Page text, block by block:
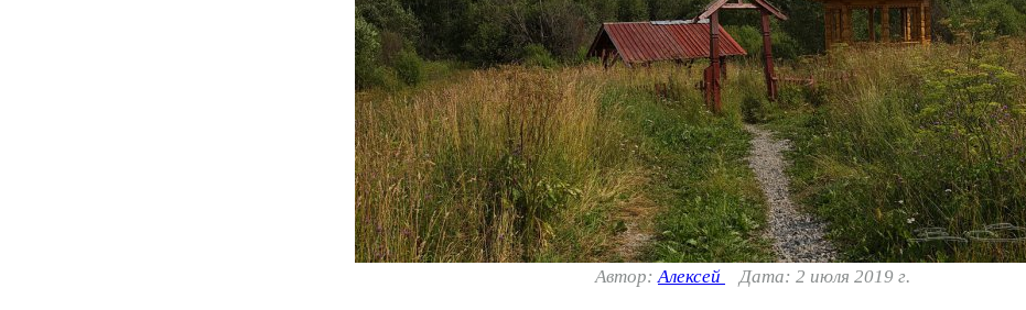
Автор:Алексей Дата: 2 июля 2019 г.